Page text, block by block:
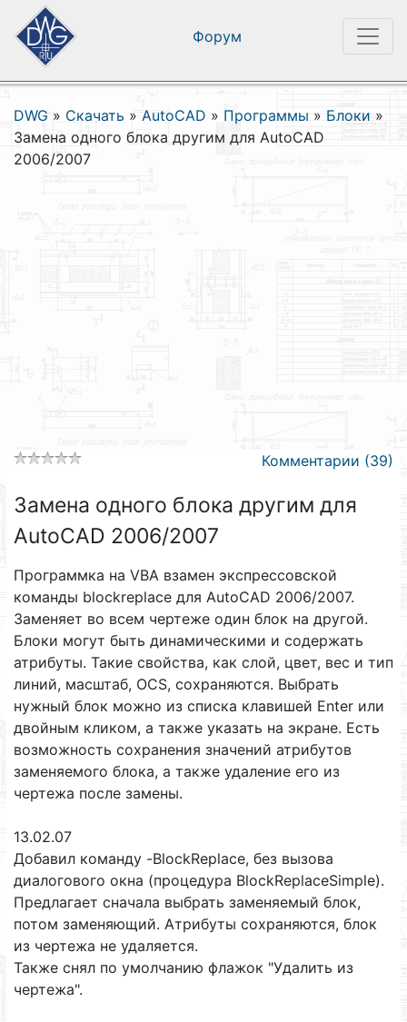
Форум
DWG » Скачать » AutoCAD » Программы » Блоки »
Замена одного блока другим для AutoCAD
2006/2007
Комментарии (39)
Замена одного блока другим для
AutoCAD 2006/2007
Программка на VBA взамен экспрессовской
команды blockreplace для AutoCAD 2006/2007.
Заменяет во всем чертеже один блок на другой.
Блоки могут быть динамическими и содержать
атрибуты. Такие свойства, как слой, цвет, вес и тип
линий, масштаб, OCS, сохраняются. Выбрать
нужный блок можно из списка клавишей Enter или
двойным кликом, а также указать на экране. Есть
возможность сохранения значений атрибутов
заменяемого блока, а также удаление его из
чертежа после замены.
13.02.07
Добавил команду -BlockReplace, без вызова
диалогового окна (процедура BlockReplaceSimple).
Предлагает сначала выбрать заменяемый блок,
потом заменяющий. Атрибуты сохраняются, блок
из чертежа не удаляется.
Также снял по умолчанию флажок "Удалить из
чертежа".